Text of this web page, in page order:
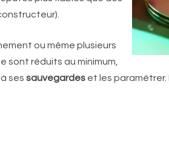
ou même plusieurs
sont réduits au minimum,
ses sauvegardes et les paramétrer.